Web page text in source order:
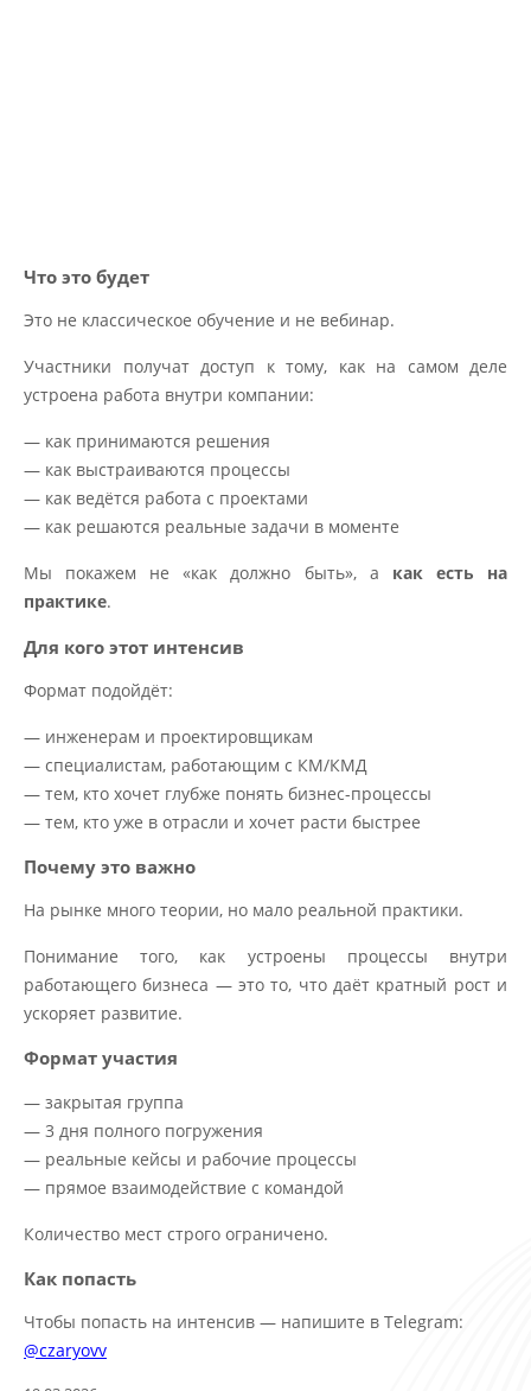
Что это будет
Это не классическое обучение и не вебинар.
Участники получат доступ к тому, как на самом деле
устроена работа внутри компании:
— как принимаются решения
— как выстраиваются процессы
— как ведётся работа с проектами
— как решаются реальные задачи в моменте
Мы покажем не «как должно быть», а как есть на
практике.
Для кого этот интенсив
Формат подойдёт:
— инженерам и проектировщикам
— специалистам, работающим с КМ/КМД
— тем, кто хочет глубже понять бизнес-процессы
— тем, кто уже в отрасли и хочет расти быстрее
Почему это важно
На рынке много теории, но мало реальной практики.
Понимание того, как устроены процессы внутри
работающего бизнеса — это то, что даёт кратный рост и
ускоряет развитие.
Формат участия
— закрытая группа
— 3 дня полного погружения
— реальные кейсы и рабочие процессы
— прямое взаимодействие с командой
Количество мест строго ограничено.
Как попасть
Чтобы попасть на интенсив — напишите в Telegram:
@czaryovv